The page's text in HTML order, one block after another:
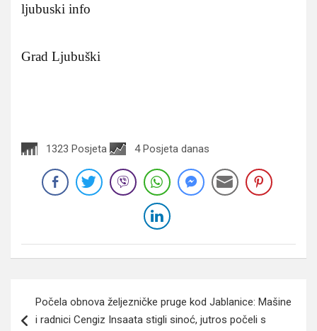
ljubuski info
Grad Ljubuški
1323 Posjeta 4 Posjeta danas
članaka
Počela obnova željezničke pruge kod Jablanice: Mašine
i radnici Cengiz Insaata stigli sinoć, jutros počeli s